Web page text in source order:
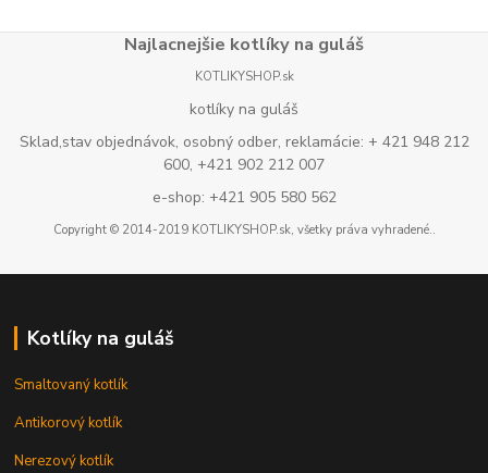
Najlacnejšie kotlíky na guláš
KOTLIKYSHOP.sk
kotlíky na guláš
Sklad,stav objednávok, osobný odber, reklamácie: + 421 948 212
600, +421 902 212 007
e-shop: +421 905 580 562
Copyright © 2014-2019 KOTLIKYSHOP.sk, všetky práva vyhradené..
Kotlíky na guláš
Smaltovaný kotlík
Antikorový kotlík
Nerezový kotlík